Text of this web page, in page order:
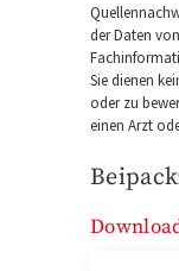
der Daten
Sie dienen
oder zu
einen Arzt